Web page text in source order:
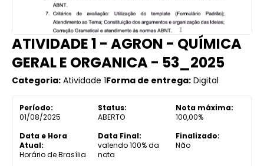
ATIVIDADE 1 - AGRON - QUÍMICA
GERAL E ORGANICA - 53_2025
Categoria: Atividade 1Forma de entrega: Digital
Período:
01/08/2025
Status:
ABERTO
Nota máxima:
100,00%
Data e Hora
Atual:
Horário de Brasília
Data Final:
valendo 100% da
nota
Finalizado:
Não